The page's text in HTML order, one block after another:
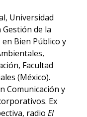
Universidad
de la
Bien Público y
Facultad
(México).
Comunicación y
Ex
radio El